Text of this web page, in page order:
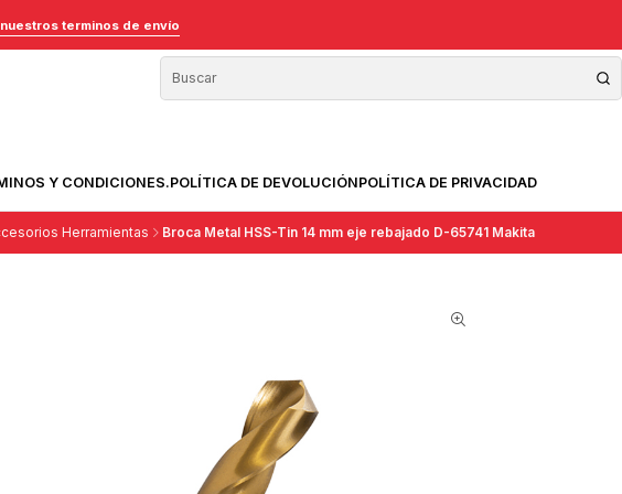
Y CONDICIONES.POLÍTICA DE DEVOLUCIÓNPOLÍTICA DE PRIVACIDAD
terminos de envío
Herramientas Broca Metal HSS-Tin 14 mm eje rebajado D-65741 Makita